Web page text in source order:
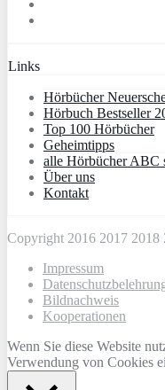
Links
Hörbücher
Hörbuch Bestseller
Top 100 Hörbücher
Geheimtipps
alle Hörbücher ABC
Über uns
Kontakt
Copyright 2016 2017 2018
Impressum
Bildnachweis
Kooperationen
Wenn Sie diese Website
Verwendung von Cookies